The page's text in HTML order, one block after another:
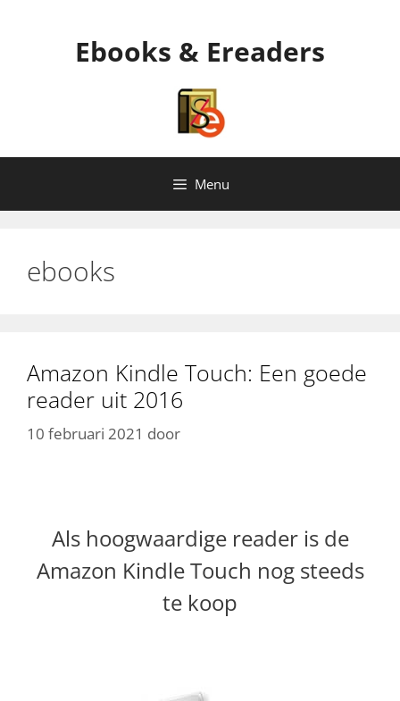
Ebooks & Ereaders
Menu
ebooks
Amazon Kindle Touch: Een goede
reader uit 2016
10 februari 2021 door
Als hoogwaardige reader is de
Amazon Kindle Touch nog steeds
te koop